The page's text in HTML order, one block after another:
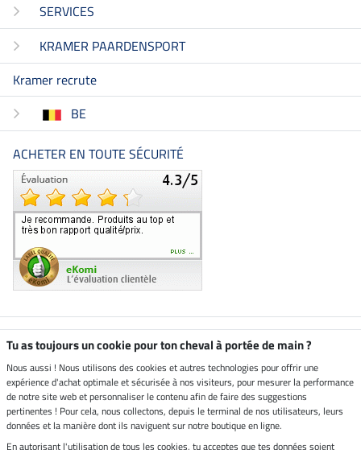
SERVICES
KRAMER PAARDENSPORT
Kramer recrute
BE
ACHETER EN TOUTE SÉCURITÉ
Boutique climatiquement
Livraison par
Tu as toujours un cookie pour ton cheval à portée de main ?
Nous aussi ! Nous utilisons des cookies et autres technologies pour offrir une
expérience d'achat optimale et sécurisée à nos visiteurs, pour mesurer la performance
de notre site web et personnaliser le contenu afin de faire des suggestions
pertinentes ! Pour cela, nous collectons, depuis le terminal de nos utilisateurs, leurs
données et la manière dont ils naviguent sur notre boutique en ligne.
En autorisant l'utilisation de tous les cookies, tu acceptes que tes données soient